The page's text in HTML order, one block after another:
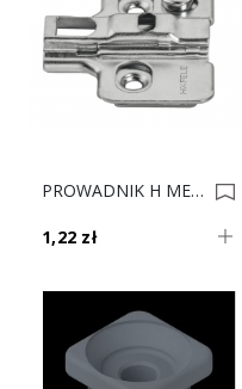
PROWADNIK H METALLA CLIP H-2 311.70.612 0019895
1,22 zł